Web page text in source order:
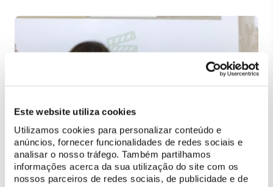
Este website utiliza cookies
Utilizamos cookies para personalizar conteúdo e
anúncios, fornecer funcionalidades de redes sociais e
analisar o nosso tráfego. Também partilhamos
informações acerca da sua utilização do site com os
nossos parceiros de redes sociais, de publicidade e de